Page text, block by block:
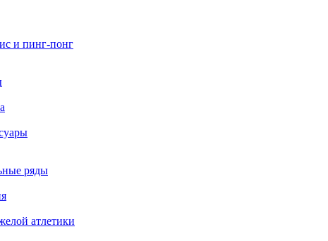
и пинг-понг
ряды
атлетики